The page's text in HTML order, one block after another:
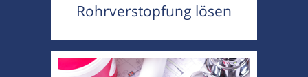
Rohrverstopfung lösen